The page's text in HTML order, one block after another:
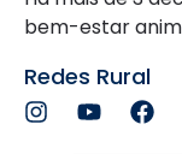
bem-estar
Redes Rural